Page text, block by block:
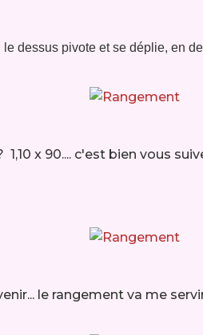
dessus pivote et se déplie, en
x 90.... c'est bien vous
le rangement va me